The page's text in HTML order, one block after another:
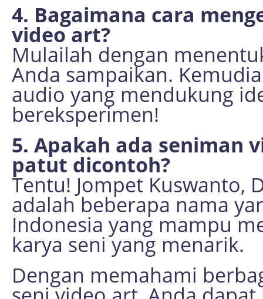
4. Bagaimana cara
video art?
Mulailah dengan
Anda sampaikan.
audio yang mendukung
bereksperimen!
5. Apakah ada seniman
patut dicontoh?
Tentu! Jompet Kuswanto,
adalah beberapa nama
Indonesia yang mampu
karya seni yang menarik.
Dengan memahami